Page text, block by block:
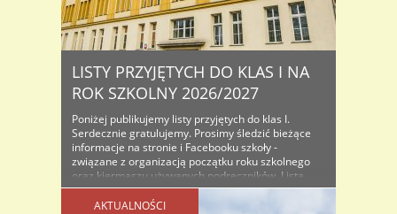
LISTY PRZYJĘTYCH DO KLAS I NA
ROK SZKOLNY 2026/2027
Poniżej publikujemy listy przyjętych do klas I.
Serdecznie gratulujemy. Prosimy śledzić bieżące
informacje na stronie i Facebooku szkoły -
związane z organizacją początku roku szkolnego
oraz kiermaszu używanych podręczników. Lista
osób przyjętych do klas I na rok szkolny...
AKTUALNOŚCI